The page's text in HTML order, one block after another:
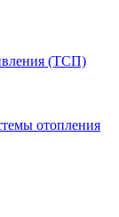
(ТСП)
отопления